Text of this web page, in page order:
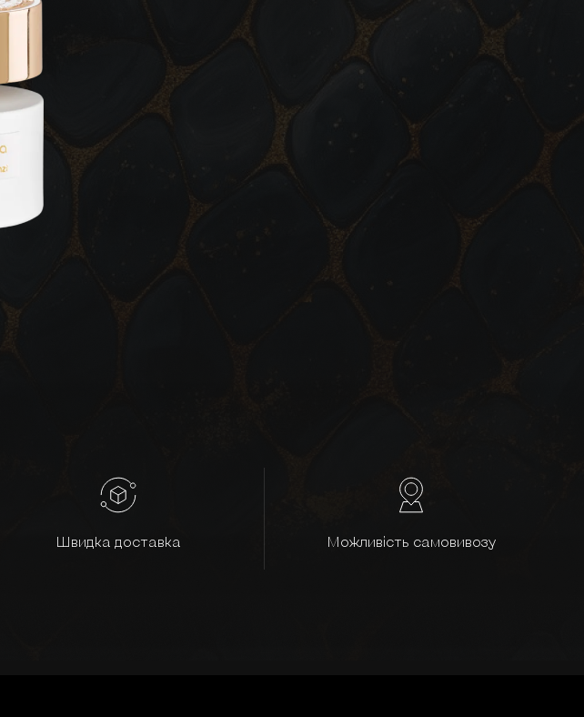
Швидка доставка Можливість самовивозу